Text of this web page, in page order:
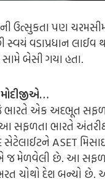
ઉત્સુકતા પણ
વડાપ્રધાન
બેસી ગયા હતા.
ભારતે એક અદભૂત
આ સફળતા ભારતે
ASET
જ મેળવેલી છે. આ
ચોથો દેશ બન્યો છે.